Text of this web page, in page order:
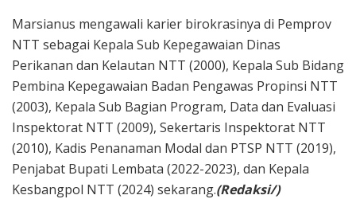
Marsianus mengawali karier birokrasinya di Pemprov
NTT sebagai Kepala Sub Kepegawaian Dinas
Perikanan dan Kelautan NTT (2000), Kepala Sub Bidang
Pembina Kepegawaian Badan Pengawas Propinsi NTT
(2003), Kepala Sub Bagian Program, Data dan Evaluasi
Inspektorat NTT (2009), Sekertaris Inspektorat NTT
(2010), Kadis Penanaman Modal dan PTSP NTT (2019),
Penjabat Bupati Lembata (2022-2023), dan Kepala
Kesbangpol NTT (2024) sekarang.(Redaksi/)